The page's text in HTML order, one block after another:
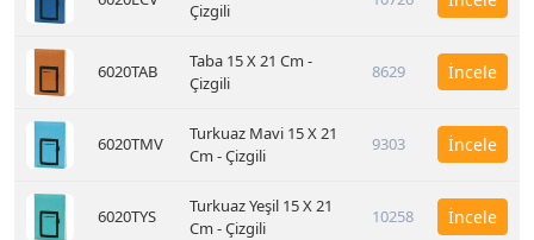
Çizgili
6020TAB
Taba 15 X 21 Cm -
Çizgili
8629 İncele
6020TMV
Turkuaz Mavi 15 X 21
Cm - Çizgili
9303 İncele
6020TYS
Turkuaz Yeşil 15 X 21
Cm - Çizgili
10258 İncele